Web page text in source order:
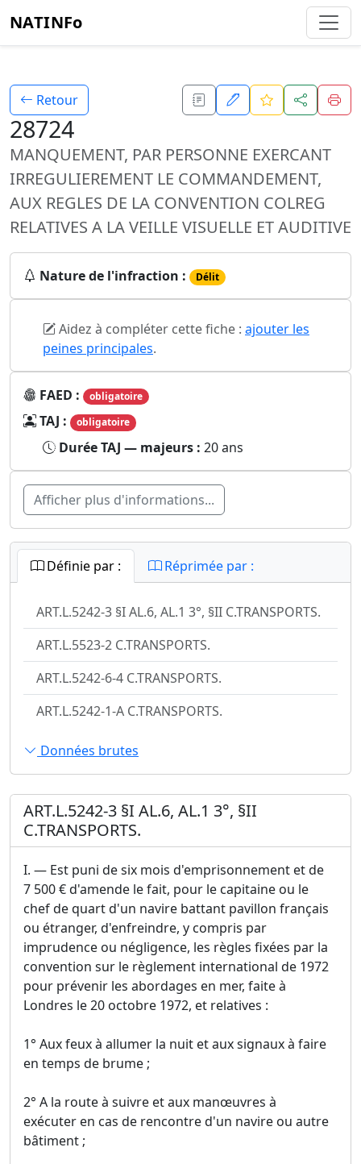
NATINFo
Retour
28724
MANQUEMENT, PAR PERSONNE EXERCANT
IRREGULIEREMENT LE COMMANDEMENT,
AUX REGLES DE LA CONVENTION COLREG
RELATIVES A LA VEILLE VISUELLE ET AUDITIVE
Nature de l'infraction : Délit
Aidez à compléter cette fiche : ajouter les
peines principales.
FAED : obligatoire
TAJ : obligatoire
Durée TAJ — majeurs : 20 ans
Afficher plus d'informations...
Définie par : Réprimée par :
ART.L.5242-3 §I AL.6, AL.1 3°, §II C.TRANSPORTS.
ART.L.5523-2 C.TRANSPORTS.
ART.L.5242-6-4 C.TRANSPORTS.
ART.L.5242-1-A C.TRANSPORTS.
Données brutes
ART.L.5242-3 §I AL.6, AL.1 3°, §II
C.TRANSPORTS.
I. ― Est puni de six mois d'emprisonnement et de
7 500 € d'amende le fait, pour le capitaine ou le
chef de quart d'un navire battant pavillon français
ou étranger, d'enfreindre, y compris par
imprudence ou négligence, les règles fixées par la
convention sur le règlement international de 1972
pour prévenir les abordages en mer, faite à
Londres le 20 octobre 1972, et relatives :
1° Aux feux à allumer la nuit et aux signaux à faire
en temps de brume ;
2° A la route à suivre et aux manœuvres à
exécuter en cas de rencontre d'un navire ou autre
bâtiment ;